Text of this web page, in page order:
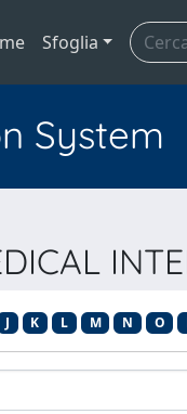
Sfoglia
System
J K L M N O